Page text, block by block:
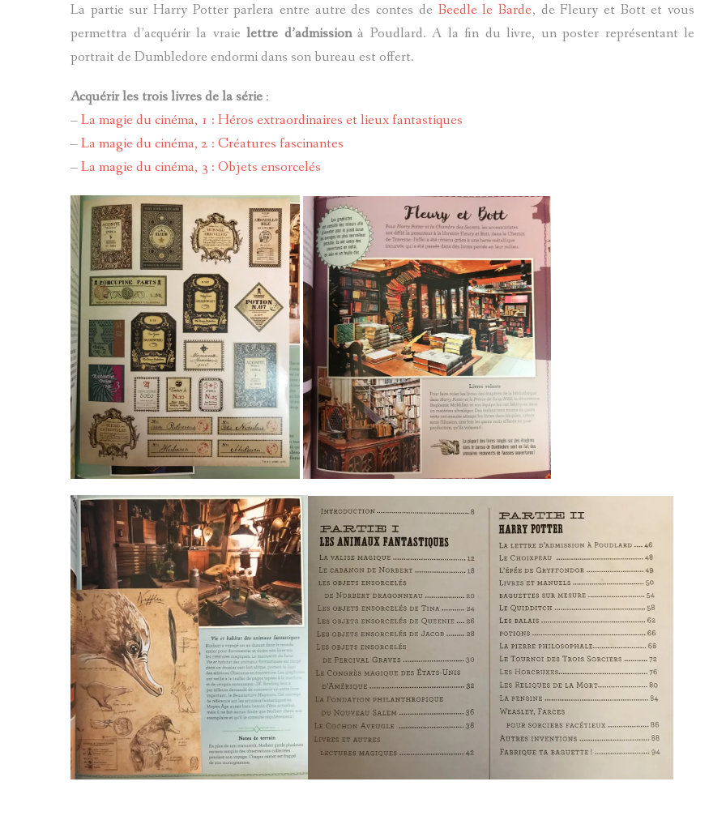
La partie sur Harry Potter parlera entre autre des contes de Beedle le Barde, de Fleury et Bott et vous
permettra d’acquérir la vraie lettre d’admissionà Poudlard. A la fin du livre, un poster représentant le
portrait de Dumbledore endormi dans son bureau est offert.
Acquérir les trois livres de la série :
–La magie du cinéma, 1 : Héros extraordinaires et lieux fantastiques
–La magie du cinéma, 2 : Créatures fascinantes
–La magie du cinéma, 3 : Objets ensorcelés